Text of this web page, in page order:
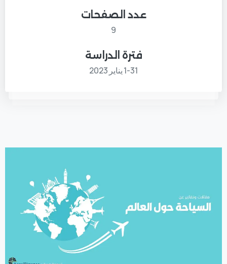
عدد الصفحات
9
فترة الدراسة
1-31 يناير 2023